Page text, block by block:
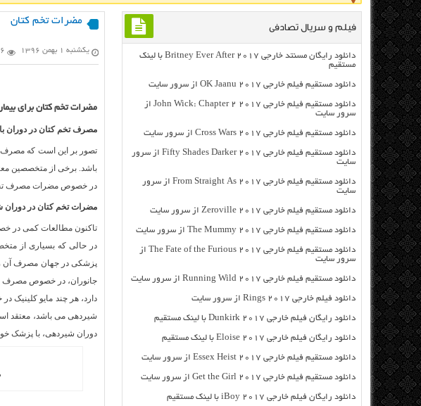
مضرات تخم کتان
یکشنبه ۱ بهمن ۱۳۹۶
مضرات تخم کتان برای
مصرف تخم کتان در دوران
تصور بر این است که مصرف
باشد. برخی از متخصصین
در خصوص مضرات مصرف تخم
مضرات تخم کتان در دوران
تاکنون مطالعات کمی در
در حالی که بسیاری از
پزشکی در جهان مصرف آن را
جانوران، در خصوص مصرف
دارد، هر چند مایو
شیردهی می باشد، معتقد
دوران شیردهی، با پزشک
فیلم و سریال تصادفی
دانلود رایگان مسنتد خارجی Britney Ever After 2017 با لینک
مستقیم
دانلود مستقیم فیلم خارجی OK Jaanu 2017 از سرور سایت
دانلود مستقیم فیلم خارجی John Wick: Chapter 2 2017 از
سرور سایت
دانلود مستقیم فیلم خارجی Cross Wars 2017 از سرور سایت
دانلود مستقیم فیلم خارجی Fifty Shades Darker 2017 از سرور
سایت
دانلود مستقیم فیلم خارجی From Straight As 2017 از سرور
سایت
دانلود مستقیم فیلم خارجی Zeroville 2017 از سرور سایت
دانلود مستقیم فیلم خارجی The Mummy 2017 از سرور سایت
دانلود مستقیم فیلم خارجی The Fate of the Furious 2017 از
سرور سایت
دانلود مستقیم فیلم خارجی Running Wild 2017 از سرور سایت
دانلود فیلم خارجی Rings 2017 از سرور سایت
دانلود رایگان فیلم خارجی Dunkirk 2017 با لینک مستقیم
دانلود رایگان فیلم خارجی Eloise 2017 با لینک مستقیم
دانلود مستقیم فیلم خارجی Essex Heist 2017 از سرور سایت
دانلود مستقیم فیلم خارجی Get the Girl 2017 از سرور سایت
دانلود رایگان فیلم خارجی iBoy 2017 با لینک مستقیم